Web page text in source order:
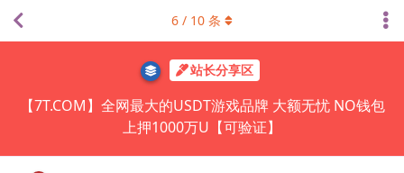
站长分享区
【7T.COM】全网最大的USDT游戏品牌 大额无忧 NO钱包
上押1000万U【可验证】
6 / 10 条